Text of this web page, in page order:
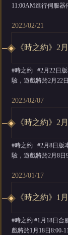
11:00AM進行伺服
3月22日24點前透過信
2023/02/21
《時之約》2
#時之約 #2月22日
驗，遊戲將於2月22
的不便敬請諒解。維
2023/02/07
《時之約》2
#時之約 #2月8日版
驗，遊戲將於2月8
的不便敬請諒解。維
2023/01/17
《時之約》1
#時之約 #1月18日
戲將於1月18日8:00-